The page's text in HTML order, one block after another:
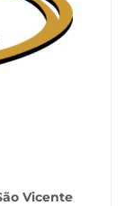
Vicente